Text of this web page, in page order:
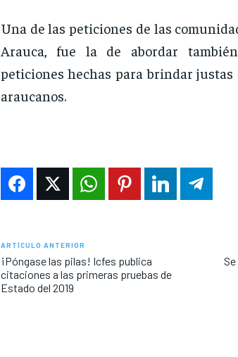
Una de las peticiones de las
Arauca, fue la de abordar
peticiones hechas para brindar
araucanos.
ARTÍCULO ANTERIOR
¡Póngase las pilas! Icfes publica
citaciones a las primeras pruebas de
Estado del 2019